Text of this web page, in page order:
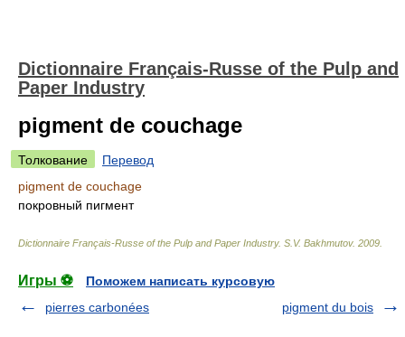
Dictionnaire Français-Russe of the Pulp and
Paper Industry
pigment de couchage
Толкование
Перевод
pigment de couchage
покровный пигмент
Dictionnaire Français-Russe of the Pulp and Paper Industry. S.V. Bakhmutov. 2009
Игры ⚽
Поможем написать курсовую
pierres carbonées
pigment du bois